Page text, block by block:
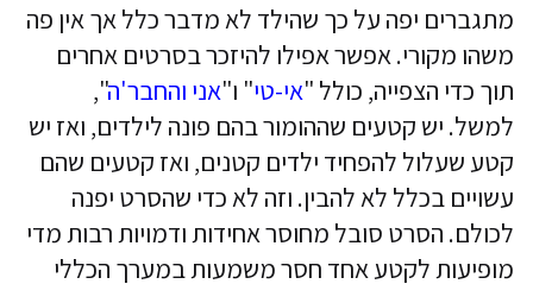
מתגברים יפה על כך שהילד לא מדבר כלל אך אין פה
משהו מקורי. אפשר אפילו להיזכר בסרטים אחרים
תוך כדי הצפייה, כולל "אי-טי" ו"אני והחבר'ה",
למשל. יש קטעים שההומור בהם פונה לילדים, ואז יש
קטע שעלול להפחיד ילדים קטנים, ואז קטעים שהם
עשויים בכלל לא להבין. וזה לא כדי שהסרט יפנה
לכולם. הסרט סובל מחוסר אחידות ודמויות רבות מדי
מופיעות לקטע אחד חסר משמעות במערך הכללי